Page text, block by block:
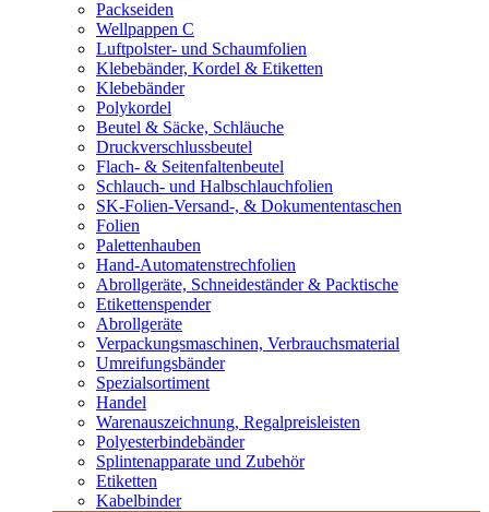
Packseiden
Wellpappen C
Luftpolster- und Schaumfolien
Klebebänder, Kordel & Etiketten
Klebebänder
Polykordel
Beutel & Säcke, Schläuche
Druckverschlussbeutel
Flach- & Seitenfaltenbeutel
Schlauch- und Halbschlauchfolien
SK-Folien-Versand-, & Dokumententaschen
Folien
Palettenhauben
Hand-Automatenstrechfolien
Abrollgeräte, Schneideständer & Packtische
Etikettenspender
Abrollgeräte
Verpackungsmaschinen, Verbrauchsmaterial
Umreifungsbänder
Spezialsortiment
Handel
Warenauszeichnung, Regalpreisleisten
Polyesterbindebänder
Splintenapparate und Zubehör
Etiketten
Kabelbinder